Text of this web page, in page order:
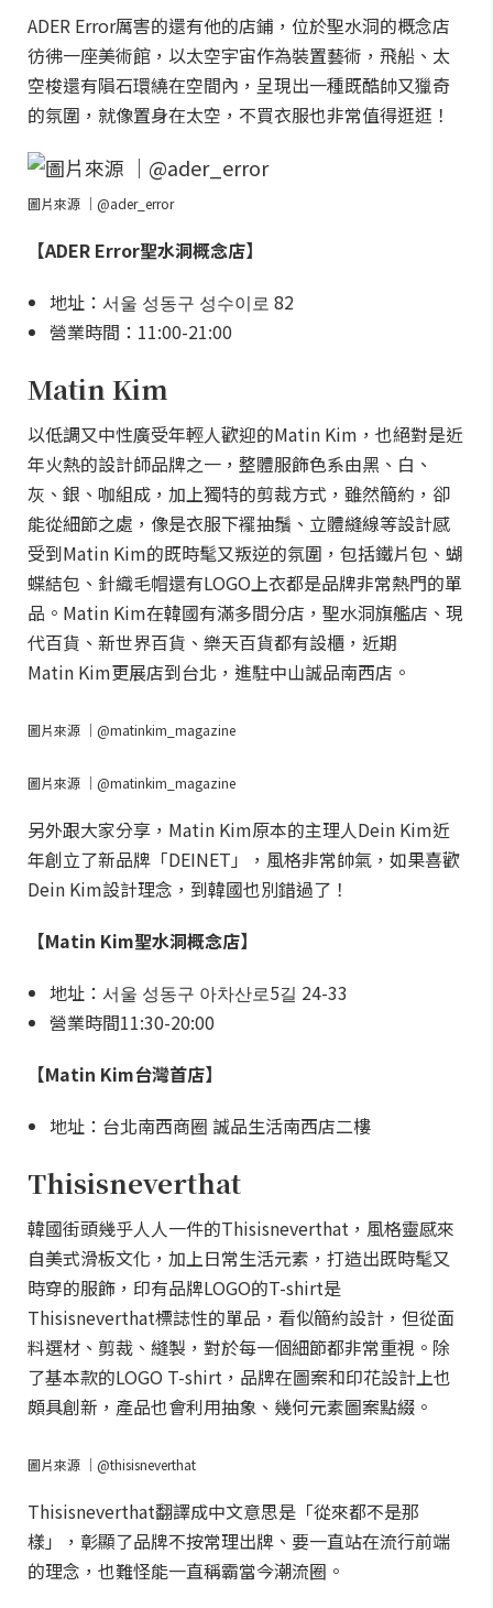
ADER Error厲害的還有他的店鋪，位於聖水洞的概念店
彷彿一座美術館，以太空宇宙作為裝置藝術，飛船、太
空梭還有隕石環繞在空間內，呈現出一種既酷帥又獵奇
的氛圍，就像置身在太空，不買衣服也非常值得逛逛！
圖片來源 ｜@ader_error
【ADER Error聖水洞概念店】
地址：서울 성동구 성수이로 82
營業時間：11:00-21:00
Matin Kim
以低調又中性廣受年輕人歡迎的Matin Kim，也絕對是近
年火熱的設計師品牌之一，整體服飾色系由黑、白、
灰、銀、咖組成，加上獨特的剪裁方式，雖然簡約，卻
能從細節之處，像是衣服下襬抽鬚、立體縫線等設計感
受到Matin Kim的既時髦又叛逆的氛圍，包括鐵片包、蝴
蝶結包、針織毛帽還有LOGO上衣都是品牌非常熱門的單
品。Matin Kim在韓國有滿多間分店，聖水洞旗艦店、現
代百貨、新世界百貨、樂天百貨都有設櫃，近期
Matin Kim更展店到台北，進駐中山誠品南西店。
圖片來源 ｜@matinkim_magazine
圖片來源 ｜@matinkim_magazine
另外跟大家分享，Matin Kim原本的主理人Dein Kim近
年創立了新品牌「DEINET」，風格非常帥氣，如果喜歡
Dein Kim設計理念，到韓國也別錯過了！
【Matin Kim聖水洞概念店】
地址：서울 성동구 아차산로5길 24-33
營業時間11:30-20:00
【Matin Kim台灣首店】
地址：台北南西商圈 誠品生活南西店二樓
Thisisneverthat
韓國街頭幾乎人人一件的Thisisneverthat，風格靈感來
自美式滑板文化，加上日常生活元素，打造出既時髦又
時穿的服飾，印有品牌LOGO的T-shirt是
Thisisneverthat標誌性的單品，看似簡約設計，但從面
料選材、剪裁、縫製，對於每一個細節都非常重視。除
了基本款的LOGO T-shirt，品牌在圖案和印花設計上也
頗具創新，產品也會利用抽象、幾何元素圖案點綴。
圖片來源 ｜@thisisneverthat
Thisisneverthat翻譯成中文意思是「從來都不是那
樣」，彰顯了品牌不按常理出牌、要一直站在流行前端
的理念，也難怪能一直稱霸當今潮流圈。